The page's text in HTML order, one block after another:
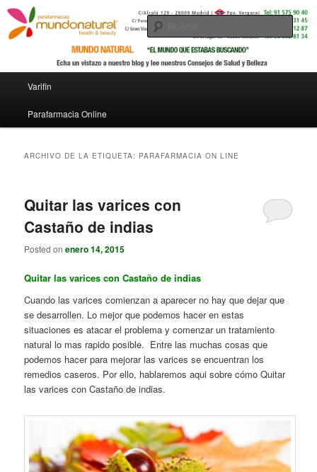
Ir al contenido principal
Ir al contenido secundario
Varifin
Parafarmacia Online
ARCHIVO DE LA ETIQUETA: PARAFARMACIA ON LINE
Quitar las varices con
Castaño de indias
Posted onenero 14, 2015
Quitar las varices con Castaño de indias
Cuando las varices comienzan a aparecer no hay que dejar que
se desarrollen. Lo mejor que podemos hacer en estas
situaciones es atacar el problema y comenzar un tratamiento
natural lo mas rapido posible. Entre las muchas cosas que
podemos hacer para mejorar las varices se encuentran los
remedios caseros. Por ello, hablaremos aqui sobre cómo Quitar
las varices con Castaño de indias.